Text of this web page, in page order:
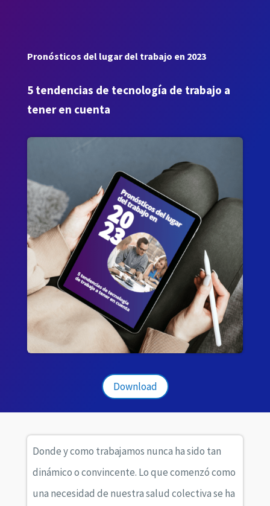
Pronósticos del lugar del trabajo en 2023
5 tendencias de tecnología de trabajo a
tener en cuenta
Download
Donde y como trabajamos nunca ha sido tan
dinámico o convincente. Lo que comenzó como
una necesidad de nuestra salud colectiva se ha